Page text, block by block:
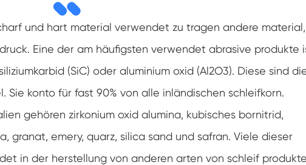
und hart material verwendet zu tragen andere material,
Eine der am häufigsten verwendet abrasive produkte
(SiC) oder aluminium oxid (Al2O3). Diese sind
Sie konto für fast 90% von alle inländischen schleifkorn.
gehören zirkonium oxid alumina, kubisches bornitrid,
granat, emery, quarz, silica sand und safran. Viele dieser
in der herstellung von anderen arten von schleif